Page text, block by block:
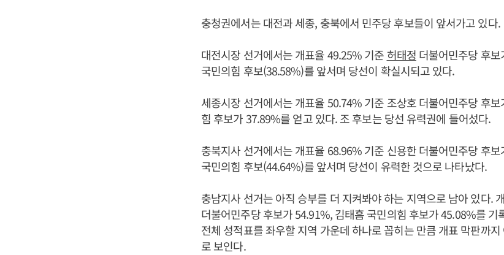
충청권에서는 대전과 세종, 충북에서 민주당 후보들이 앞서가고 있다.
대전시장 선거에서는 개표율 49.25% 기준 허태정 더불어민주당 후
국민의힘 후보(38.58%)를 앞서며 당선이 확실시되고 있다.
세종시장 선거에서는 개표율 50.74% 기준 조상호 더불어민주당 후
힘 후보가 37.89%를 얻고 있다. 조 후보는 당선 유력권에 들어섰다.
충북지사 선거에서는 개표율 68.96% 기준 신용한 더불어민주당 후
국민의힘 후보(44.64%)를 앞서며 당선이 유력한 것으로 나타났다.
충남지사 선거는 아직 승부를 더 지켜봐야 하는 지역으로 남아 있다.
더불어민주당 후보가 54.91%, 김태흠 국민의힘 후보가 45.08%를 기
전체 성적표를 좌우할 지역 가운데 하나로 꼽히는 만큼 개표 막판까
로 보인다.